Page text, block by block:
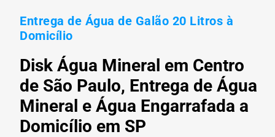
Entrega de Água de Galão 20 Litros à
Domicílio
Disk Água Mineral em Centro
de São Paulo, Entrega de Água
Mineral e Água Engarrafada a
Domicílio em SP